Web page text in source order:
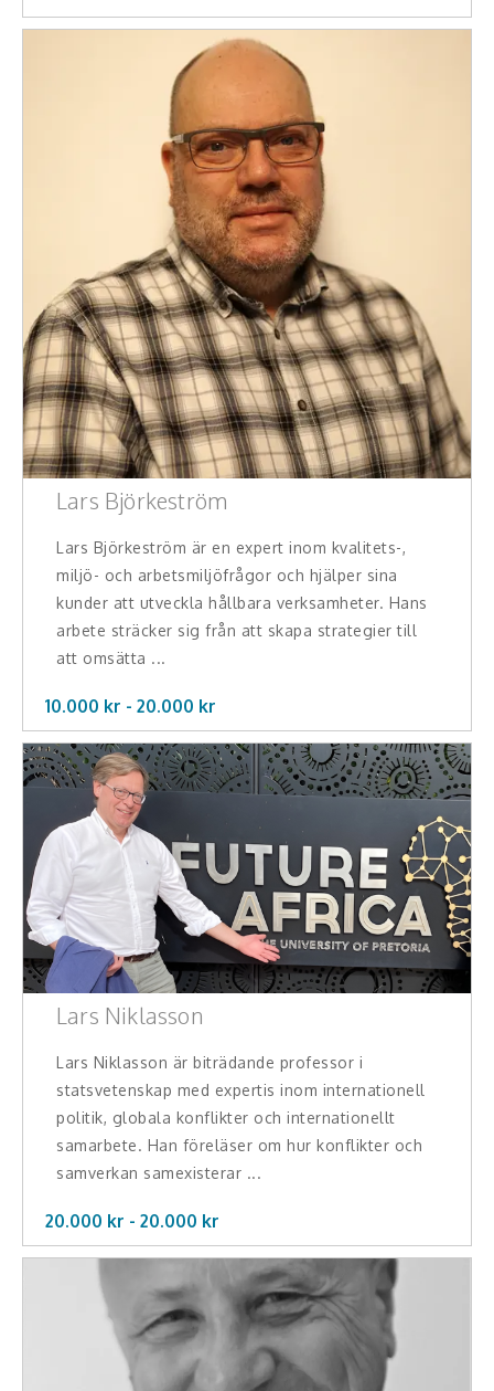
Lars Björkeström
Lars Björkeström är en expert inom kvalitets-,
miljö- och arbetsmiljöfrågor och hjälper sina
kunder att utveckla hållbara verksamheter. Hans
arbete sträcker sig från att skapa strategier till
att omsätta ...
10.000 kr - 20.000 kr
Lars Niklasson
Lars Niklasson är biträdande professor i
statsvetenskap med expertis inom internationell
politik, globala konflikter och internationellt
samarbete. Han föreläser om hur konflikter och
samverkan samexisterar ...
20.000 kr - 20.000 kr